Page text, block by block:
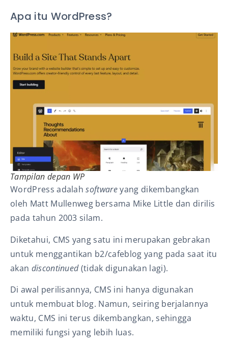
Apa itu WordPress?
Tampilan depan WP
WordPress adalahsoftwareyang dikembangkan
oleh Matt Mullenweg bersama Mike Little dan dirilis
pada tahun 2003 silam.
Diketahui, CMS yang satu ini merupakan gebrakan
untuk menggantikan b2/cafeblog yang pada saat itu
akan discontinued(tidak digunakan lagi).
Di awal perilisannya, CMS ini hanya digunakan
untuk membuat blog. Namun, seiring berjalannya
waktu, CMS ini terus dikembangkan, sehingga
memiliki fungsi yang lebih luas.